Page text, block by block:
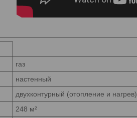
газ
настенный
двухконтурный (отопление и нагрев)
248 м²